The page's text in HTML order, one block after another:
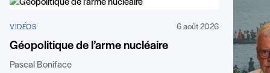
VIDÉOS 6 août 2026
Géopolitique de l’arme nucléaire
Pascal Boniface